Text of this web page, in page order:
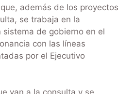
además de los proyectos
se trabaja en la
de gobierno en el
con las líneas
por el Ejecutivo